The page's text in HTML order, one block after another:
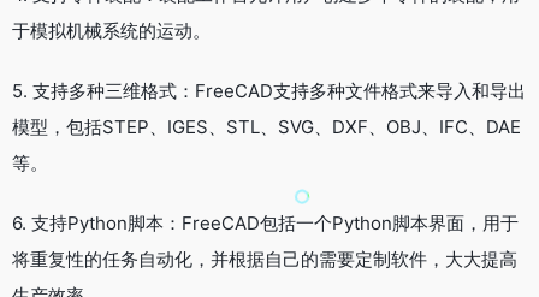
于模拟机械系统的运动。
5. 支持多种三维格式：FreeCAD支持多种文件格式来导入和导出
模型，包括STEP、IGES、STL、SVG、DXF、OBJ、IFC、DAE
等。
6. 支持Python脚本：FreeCAD包括一个Python脚本界面，用于
将重复性的任务自动化，并根据自己的需要定制软件，大大提高